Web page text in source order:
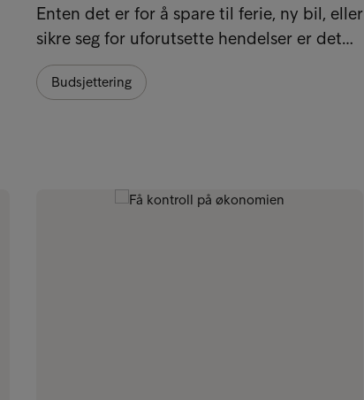
Enten det er for å spare til ferie, ny bil, eller
sikre seg for uforutsette hendelser er det…
Budsjettering